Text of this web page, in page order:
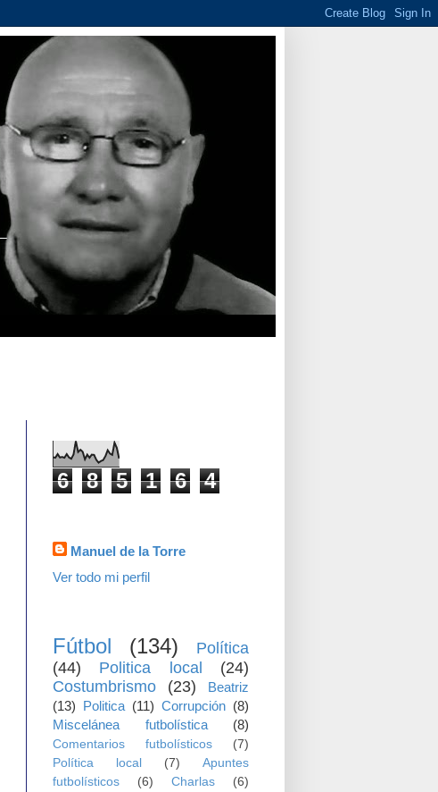
6 8 5 1 6 4
Manuel de la Torre
Ver todo mi perfil
Fútbol (134)
Política
(44)
Politica local
(24)
Costumbrismo
(23)
Beatriz
(13) Politica (11) Corrupción (8)
Miscelánea futbolística
(8)
Comentarios futbolísticos
(7)
Política local
(7)
Apuntes
futbolísticos
(6) Charlas
(6)